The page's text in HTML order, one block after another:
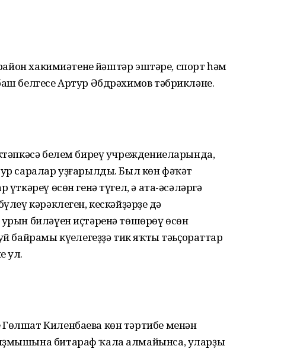
хакимиәтенең йәштәр эштәре, спорт һәм
белгесе Артур Әбдрәхимов тәбрикләне.
белем биреү учреждениеларында,
саралар уҙғарылды. Был көн фәҡәт
өсөн генә түгел, ә ата-әсәләргә
кәрәклеген, кескәйҙәрҙең дә
биләүен иҫтәренә төшөрөү өсөн
байрамы күңелегеҙҙә тик яҡты тәьҫораттар
ул.
Киленбаева көн тәртибе менән
битараф ҡала алмайынса, уларҙың